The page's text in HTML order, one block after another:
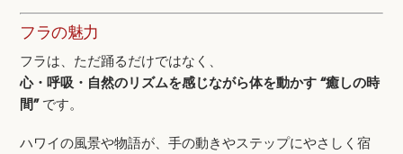
フラの魅力
フラは、ただ踊るだけではなく、
心・呼吸・自然のリズムを感じながら体を動かす “癒しの時
間”です。
ハワイの風景や物語が、手の動きやステップにやさしく宿